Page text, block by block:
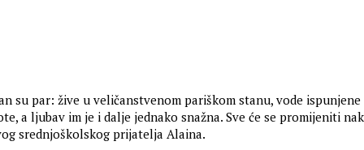
su par: žive u veličanstvenom pariškom stanu, vode ispunjene
a ljubav im je i dalje jednako snažna. Sve će se promijeniti
srednjoškolskog prijatelja Alaina.